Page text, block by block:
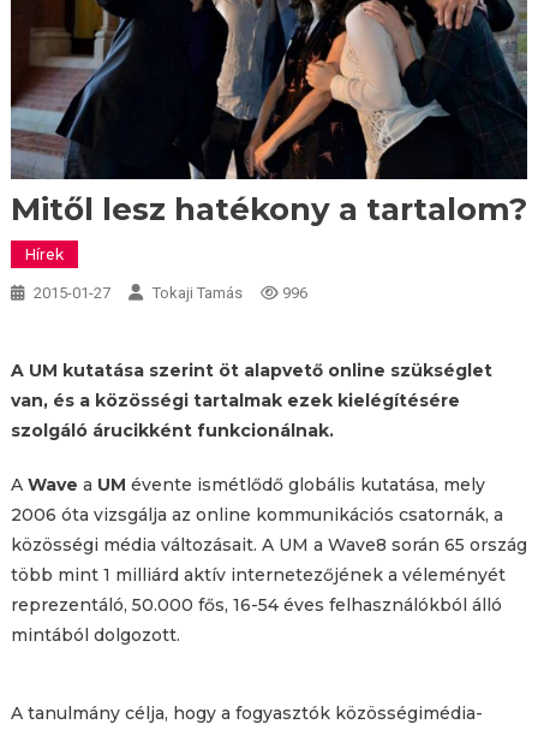
Mitől lesz hatékony a tartalom?
Hírek
2015-01-27 Tokaji Tamás 996
A UM kutatása szerint öt alapvető online szükséglet
van, és a közösségi tartalmak ezek kielégítésére
szolgáló árucikként funkcionálnak.
A Wave a UM évente ismétlődő globális kutatása, mely
2006 óta vizsgálja az online kommunikációs csatornák, a
közösségi média változásait. A UM a Wave8 során 65 ország
több mint 1 milliárd aktív internetezőjének a véleményét
reprezentáló, 50.000 fős, 16-54 éves felhasználókból álló
mintából dolgozott.
A tanulmány célja, hogy a fogyasztók közösségimédia-